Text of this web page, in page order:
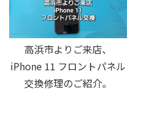
高浜市よりご来店、
iPhone 11 フロントパネル
交換修理のご紹介。